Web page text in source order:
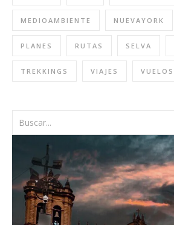
MEDIOAMBIENTE NUEVAYORK
PLANES RUTAS SELVA
TREKKINGS VIAJES VUELOS